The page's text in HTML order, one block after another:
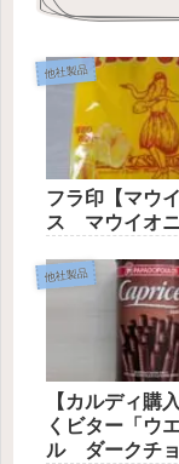
他社製品
フラ印【マウ
ス マウイオニ
他社製品
【カルディ購
くビター「ウ
ル ダークチ